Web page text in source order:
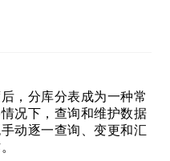
，分库分表成为一种常
况下，查询和维护数据
动逐一查询、变更和汇